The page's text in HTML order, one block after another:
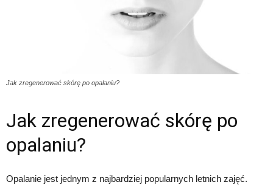
Jak zregenerować skórę po opalaniu?
Jak zregenerować skórę po
opalaniu?
Opalanie jest jednym z najbardziej popularnych letnich zajęć.